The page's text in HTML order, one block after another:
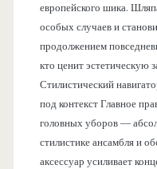
европейского шика.
особых случаев и
продолжением
кто ценит эстетическую
Стилистический
под контекст Главное
головных уборов —
стилистике ансамбля и
аксессуар усиливает